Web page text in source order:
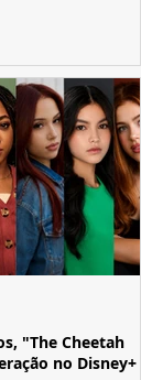
"The Cheetah
no Disney+